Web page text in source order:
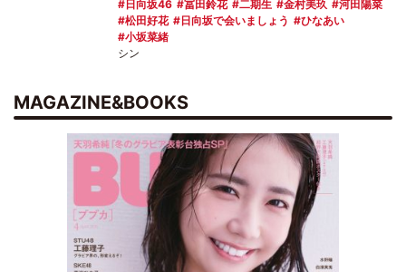
日向坂46 冨田鈴花 二期生 金村美玖
河田陽菜
松田好花
日向坂で会いましょう
ひなあい
小坂菜緒
シン
MAGAZINE&BOOKS